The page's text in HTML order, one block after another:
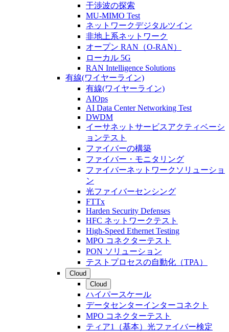
干渉波の探索
MU-MIMO Test
ネットワークデジタルツイン
非地上系ネットワーク
オープン RAN（O-RAN）
ローカル 5G
RAN Intelligence Solutions
有線(ワイヤーライン)
有線(ワイヤーライン)
AIOps
AI Data Center Networking Test
DWDM
イーサネットサービスアクティベーシ
ョンテスト
ファイバーの構築
ファイバー・モニタリング
ファイバーネットワークソリューショ
ン
光ファイバーセンシング
FTTx
Harden Security Defenses
HFC ネットワークテスト
High-Speed Ethernet Testing
MPO コネクターテスト
PON ソリューション
テストプロセスの自動化（TPA）
Cloud
Cloud
ハイパースケール
データセンターインターコネクト
MPO コネクターテスト
ティア1（基本）光ファイバー検定